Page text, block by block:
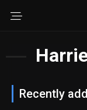
Recently